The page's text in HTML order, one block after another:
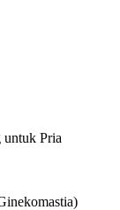
untuk Pria